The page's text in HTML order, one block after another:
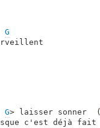
G
G> laisser sonner  (
c'est déjà fait